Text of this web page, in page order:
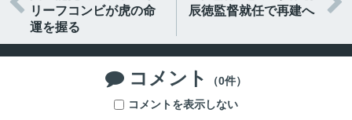
リーフコンビが虎の命
運を握る
辰徳監督就任で再建へ
 コメント
（0件）
コメントを表示しない